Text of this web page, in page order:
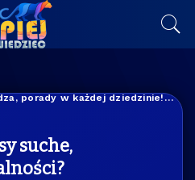
LepiejToWiedziec.pl - Wiedza, porady w każdej dziedzinie!
>
suche,